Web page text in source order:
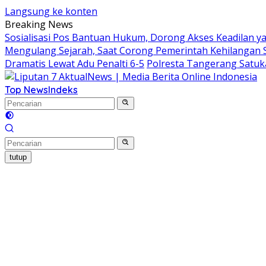
Langsung ke konten
Breaking News
Sosialisasi Pos Bantuan Hukum, Dorong Akses Keadilan
Mengulang Sejarah, Saat Corong Pemerintah Kehilangan
Dramatis Lewat Adu Penalti 6-5 Polresta Tangerang
Top NewsIndeks
tutup